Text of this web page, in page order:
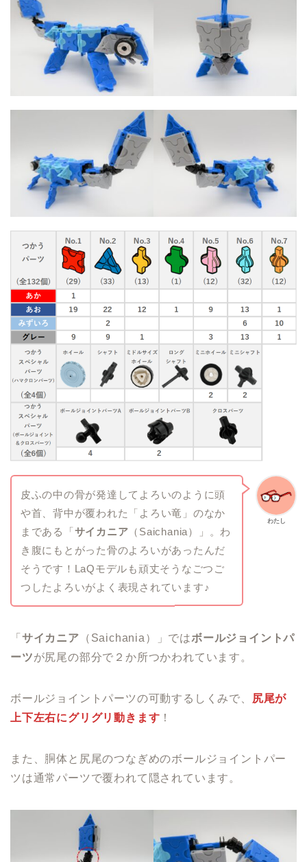
わたし
皮ふの中の骨が発達してよろいのように頭
や首、背中が覆われた「よろい竜」のなか
まである「サイカニア （Saichania）」。わ
き腹にもとがった骨のよろいがあったんだ
そうです！LaQモデルも頑丈そうなごつご
つしたよろいがよく表現されています♪
「 サイカニア （Saichania）」ではボールジョイントパ
ーツが尻尾の部分で２か所つかわれています。
ボールジョイントパーツの可動するしくみで、 尻尾が
上下左右にグリグリ動きます ！
また、胴体と尻尾のつなぎめのボールジョイントパー
ツは通常パーツで覆われて隠されています。